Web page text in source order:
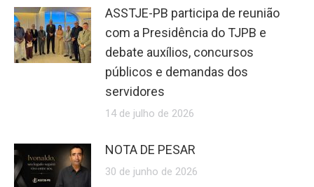
ASSTJE-PB participa de reunião
com a Presidência do TJPB e
debate auxílios, concursos
públicos e demandas dos
servidores
14 de julho de 2026
NOTA DE PESAR
30 de junho de 2026